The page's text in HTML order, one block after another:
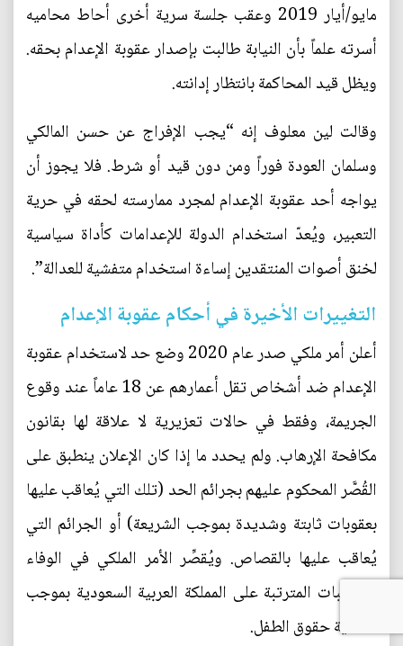
مايو/أيار 2019 وعقب جلسة سرية أخرى أحاط محاميه
أسرته علماً بأن النيابة طالبت بإصدار عقوبة الإعدام بحقه.
ويظل قيد المحاكمة بانتظار إدانته.
وقالت لين معلوف إنه “يجب الإفراج عن حسن المالكي
وسلمان العودة فوراً ومن دون قيد أو شرط. فلا يجوز أن
يواجه أحد عقوبة الإعدام لمجرد ممارسته لحقه في حرية
التعبير، ويُعدّ استخدام الدولة للإعدامات كأداة سياسية
لخنق أصوات المنتقدين إساءة استخدام متفشية للعدالة”.
التغييرات الأخيرة في أحكام عقوبة الإعدام
أعلن أمر ملكي صدر عام 2020 وضع حد لاستخدام عقوبة
الإعدام ضد أشخاص تقل أعمارهم عن 18 عاماً عند وقوع
الجريمة، وفقط في حالات تعزيرية لا علاقة لها بقانون
مكافحة الإرهاب. ولم يحدد ما إذا كان الإعلان ينطبق على
القُصَّر المحكوم عليهم بجرائم الحد (تلك التي يُعاقب عليها
بعقوبات ثابتة وشديدة بموجب الشريعة) أو الجرائم التي
يُعاقب عليها بالقصاص. ويُقصِّر الأمر الملكي في الوفاء
بالواجبات المترتبة على المملكة العربية السعودية بموجب
اتفاقية حقوق الطفل.